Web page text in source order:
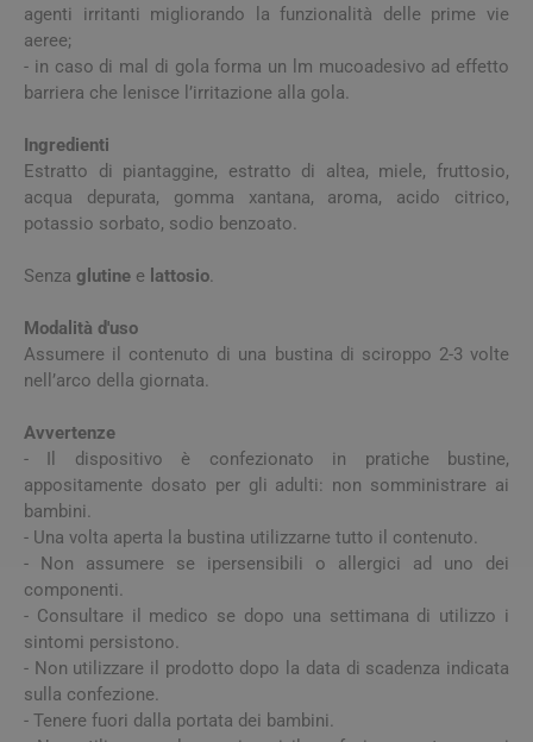
agenti irritanti migliorando la funzionalità delle prime vie
aeree;
- in caso di mal di gola forma un lm mucoadesivo ad effetto
barriera che lenisce l’irritazione alla gola.
Ingredienti
Estratto di piantaggine, estratto di altea, miele, fruttosio,
acqua depurata, gomma xantana, aroma, acido citrico,
potassio sorbato, sodio benzoato.
Senza glutine e lattosio.
Modalità d'uso
Assumere il contenuto di una bustina di sciroppo 2-3 volte
nell’arco della giornata.
Avvertenze
- Il dispositivo è confezionato in pratiche bustine,
appositamente dosato per gli adulti: non somministrare ai
bambini.
- Una volta aperta la bustina utilizzarne tutto il contenuto.
- Non assumere se ipersensibili o allergici ad uno dei
componenti.
- Consultare il medico se dopo una settimana di utilizzo i
sintomi persistono.
- Non utilizzare il prodotto dopo la data di scadenza indicata
sulla confezione.
- Tenere fuori dalla portata dei bambini.